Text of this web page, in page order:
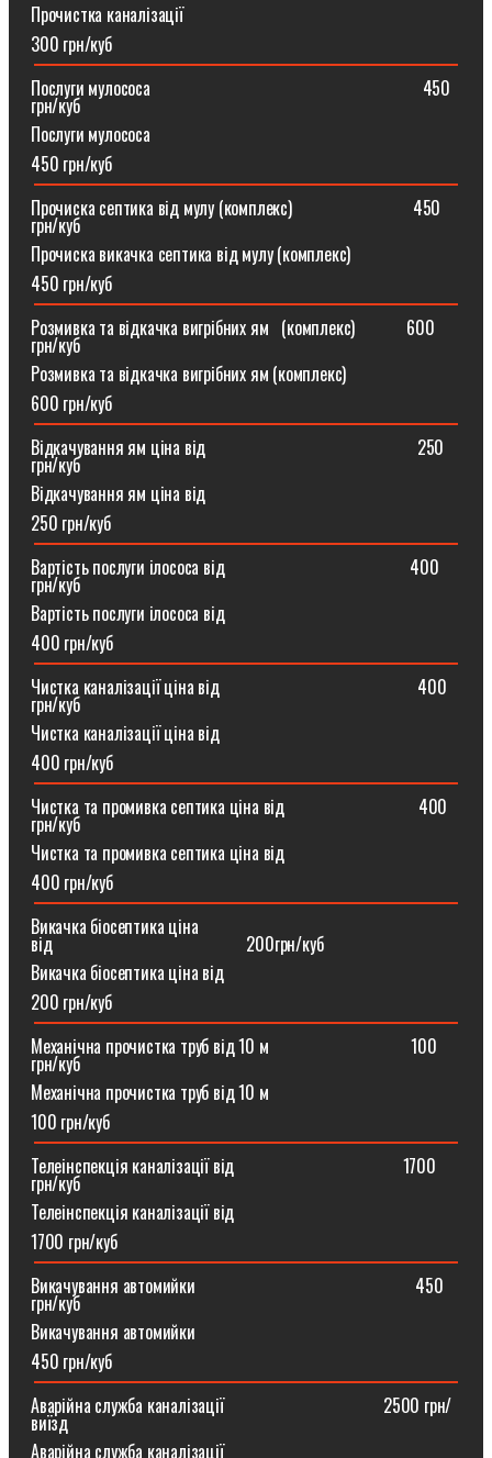
Прочистка каналізації
300 грн/куб
Послуги мулососа⠀⠀⠀⠀⠀⠀⠀⠀⠀⠀⠀⠀⠀⠀⠀⠀⠀⠀⠀⠀⠀450
грн/куб
Послуги мулососа
450 грн/куб
Прочиска септика від мулу (комплекс) ⠀⠀⠀⠀⠀⠀⠀⠀⠀450
грн/куб
Прочиска викачка септика від мулу (комплекс)
450 грн/куб
Розмивка та відкачка вигрібних ям⠀(комплекс)⠀⠀⠀⠀600
грн/куб
Розмивка та відкачка вигрібних ям (комплекс)⠀
600 грн/куб
Відкачування ям ціна від ⠀⠀⠀⠀⠀⠀⠀⠀⠀⠀⠀⠀⠀⠀⠀⠀250
грн/куб
Відкачування ям ціна від
250 грн/куб
Вартість послуги ілососа від ⠀⠀⠀⠀⠀⠀⠀⠀⠀⠀⠀⠀⠀⠀400
грн/куб
Вартість послуги ілососа від
400 грн/куб
Чистка каналізації ціна від ⠀⠀⠀⠀⠀⠀⠀⠀⠀⠀⠀⠀⠀⠀⠀400
грн/куб
Чистка каналізації ціна від
400 грн/куб
Чистка та промивка септика ціна від ⠀⠀⠀⠀⠀⠀⠀⠀⠀⠀400
грн/куб
Чистка та промивка септика ціна від
400 грн/куб
Викачка біосептика ціна
від⠀⠀⠀⠀⠀⠀⠀⠀⠀⠀⠀⠀⠀⠀⠀200грн/куб
Викачка біосептика ціна від
200 грн/куб
Механічна прочистка труб від 10 м⠀⠀⠀⠀⠀⠀⠀⠀⠀⠀⠀100
грн/куб
Механічна прочистка труб від 10 м
100 грн/куб
Телеінспекція каналізації від⠀⠀⠀⠀⠀⠀⠀⠀⠀⠀⠀⠀⠀1700
грн/куб
Телеінспекція каналізації від
1700 грн/куб
Викачування автомийки⠀⠀⠀⠀⠀⠀⠀⠀⠀⠀⠀⠀⠀⠀⠀⠀⠀450
грн/куб
Викачування автомийки
450 грн/куб
Аварійна служба каналізації ⠀⠀⠀⠀⠀⠀⠀⠀⠀⠀⠀⠀2500 грн/
виїзд
Аварійна служба каналізації